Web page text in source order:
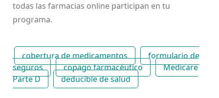
todas las farmacias online participan en tu
programa.
cobertura de medicamentos
formulario de
seguros
copago farmacéutico
Medicare
Parte D
deducible de salud